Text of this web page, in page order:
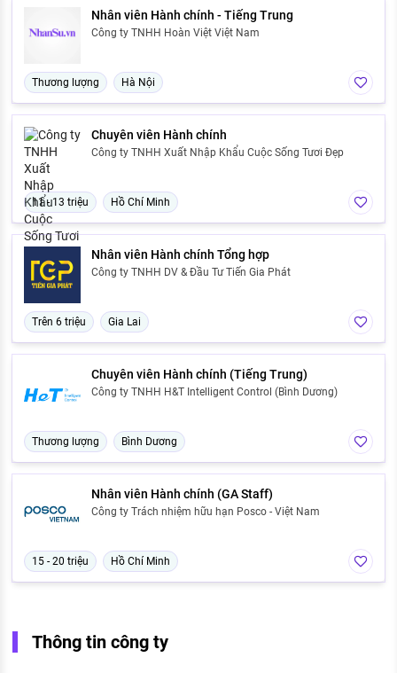
Nhân viên Hành chính - Tiếng Trung
Công ty TNHH Hoàn Việt Việt Nam
Thương lượng Hà Nội
Chuyên viên Hành chính
Công ty TNHH Xuất Nhập Khẩu Cuộc Sống Tươi Đẹp
11 - 13 triệu Hồ Chí Minh
Nhân viên Hành chính Tổng hợp
Công ty TNHH DV & Đầu Tư Tiến Gia Phát
Trên 6 triệu Gia Lai
Chuyên viên Hành chính (Tiếng Trung)
Công ty TNHH H&T Intelligent Control (Bình Dương)
Thương lượng Bình Dương
Nhân viên Hành chính (GA Staff)
Công ty Trách nhiệm hữu hạn Posco - Việt Nam
15 - 20 triệu Hồ Chí Minh
Thông tin công ty